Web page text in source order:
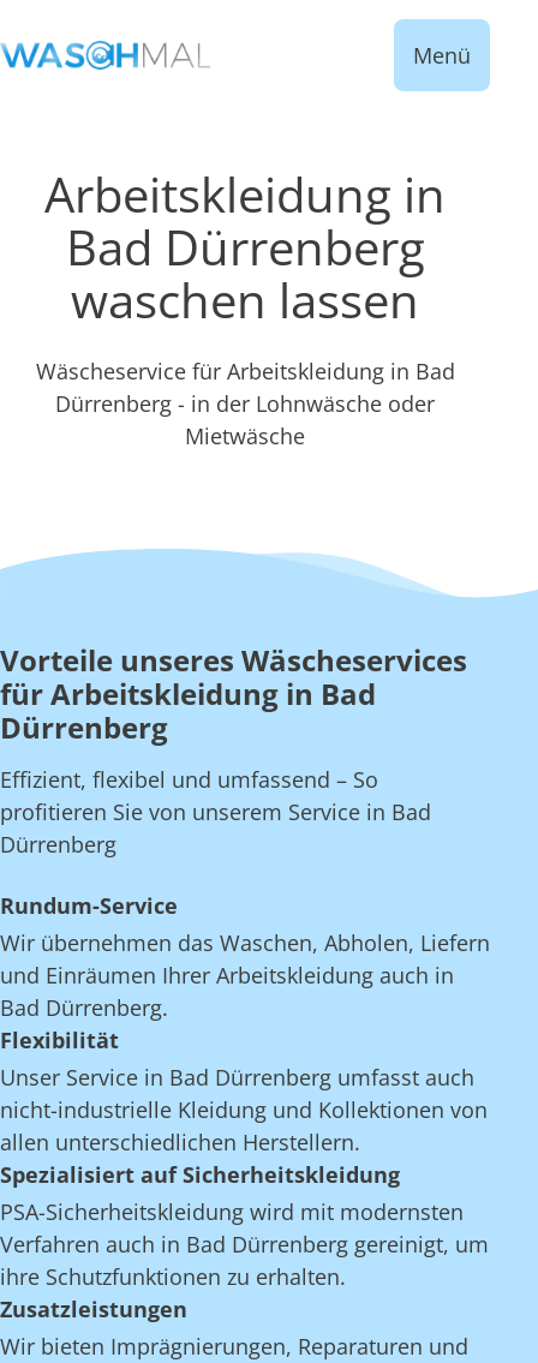
Menü
Arbeitskleidung in
Bad Dürrenberg
waschen lassen
Wäscheservice für Arbeitskleidung in Bad
Dürrenberg - in der Lohnwäsche oder
Mietwäsche
Vorteile unseres Wäscheservices
für Arbeitskleidung in Bad
Dürrenberg
Effizient, flexibel und umfassend – So
profitieren Sie von unserem Service in Bad
Dürrenberg
Rundum-Service
Wir übernehmen das Waschen, Abholen, Liefern
und Einräumen Ihrer Arbeitskleidung auch in
Bad Dürrenberg.
Flexibilität
Unser Service in Bad Dürrenberg umfasst auch
nicht-industrielle Kleidung und Kollektionen von
allen unterschiedlichen Herstellern.
Spezialisiert auf Sicherheitskleidung
PSA-Sicherheitskleidung wird mit modernsten
Verfahren auch in Bad Dürrenberg gereinigt, um
ihre Schutzfunktionen zu erhalten.
Zusatzleistungen
Wir bieten Imprägnierungen, Reparaturen und